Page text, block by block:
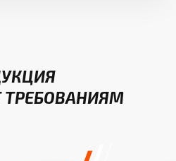
ТРЕБОВАНИЯМ